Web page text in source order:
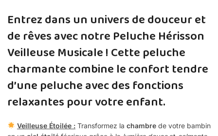
Entrez dans un univers de douceur et
de rêves avec notre Peluche Hérisson
Veilleuse Musicale ! Cette peluche
charmante combine le confort tendre
d’une peluche avec des fonctions
relaxantes pour votre enfant.
Veilleuse Étoilée :Transformez la chambrede votre bambin